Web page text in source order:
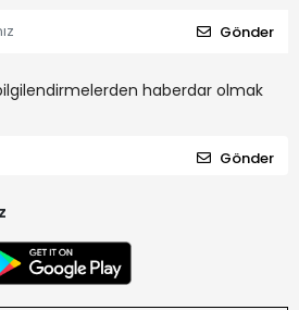
Gönder
haberdar olmak
Gönder